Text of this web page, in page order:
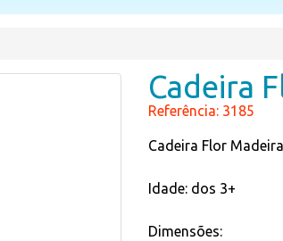
Cadeira
Referência: 3185
Cadeira Flor
Idade: dos 3+
Dimensões: